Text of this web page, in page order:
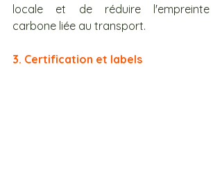
locale et de réduire l'empreinte
carbone liée au transport.
3. Certification et labels